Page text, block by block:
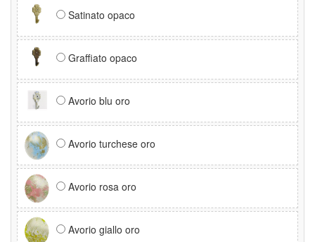
Satinato opaco
Graffiato opaco
Avorio blu oro
Avorio turchese oro
Avorio rosa oro
Avorio giallo oro